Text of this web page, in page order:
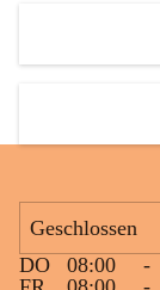
Geschlossen
DO
08:00 -